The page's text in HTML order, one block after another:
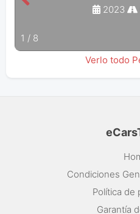
2023
1 / 8
Verlo todo
Condiciones
Política de
Garantía